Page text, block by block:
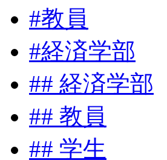
#教員
#経済学部
## 経済学部
## 教員
## 学生